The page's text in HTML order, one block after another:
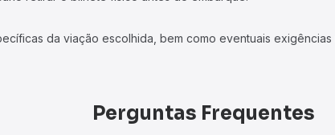
da viação escolhida, bem como eventuais
Perguntas Frequentes